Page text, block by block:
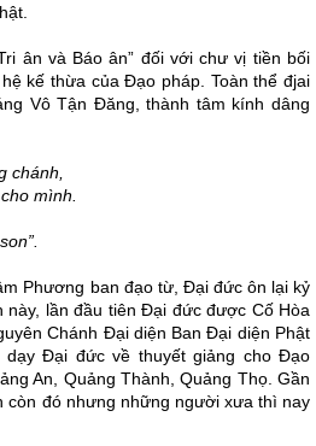
ân và Báo ân” đối với chư vị tiền bối
kế thừa của Đạo pháp. Toàn thể đjai
Vô Tận Đăng, thành tâm kính dâng
chánh,
mình.
Phương ban đạo từ, Đại đức ôn lại kỷ
này, lần đầu tiên Đại đức được Cố Hòa
Chánh Đại diện Ban Đại diện Phật
Đại đức về thuyết giảng cho Đạo
An, Quảng Thành, Quảng Thọ. Gần
còn đó nhưng những người xưa thì nay